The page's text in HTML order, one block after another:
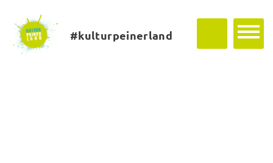
#kulturpeinerland